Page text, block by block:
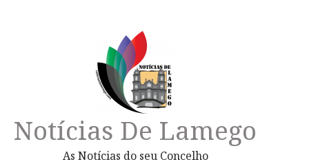
Notícias De Lamego
As Notícias do seu Concelho